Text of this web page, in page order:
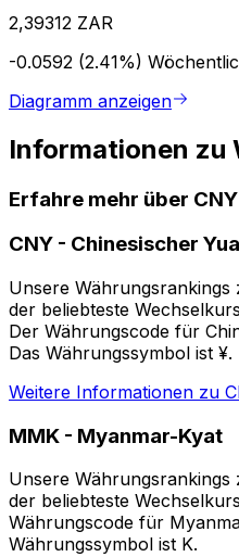
2,39312 ZAR
-0.0592 (2.41%)
Diagramm anzeigen
Informationen zu
Erfahre mehr über
CNY - Chinesischer
Unsere Währungsrankings
der beliebteste
Der Währungscode für
Das Währungssymbol ist ¥.
Weitere Informationen zu
MMK - Myanmar-Kyat
Unsere Währungsrankings
der beliebteste
Währungscode für
Währungssymbol ist K.